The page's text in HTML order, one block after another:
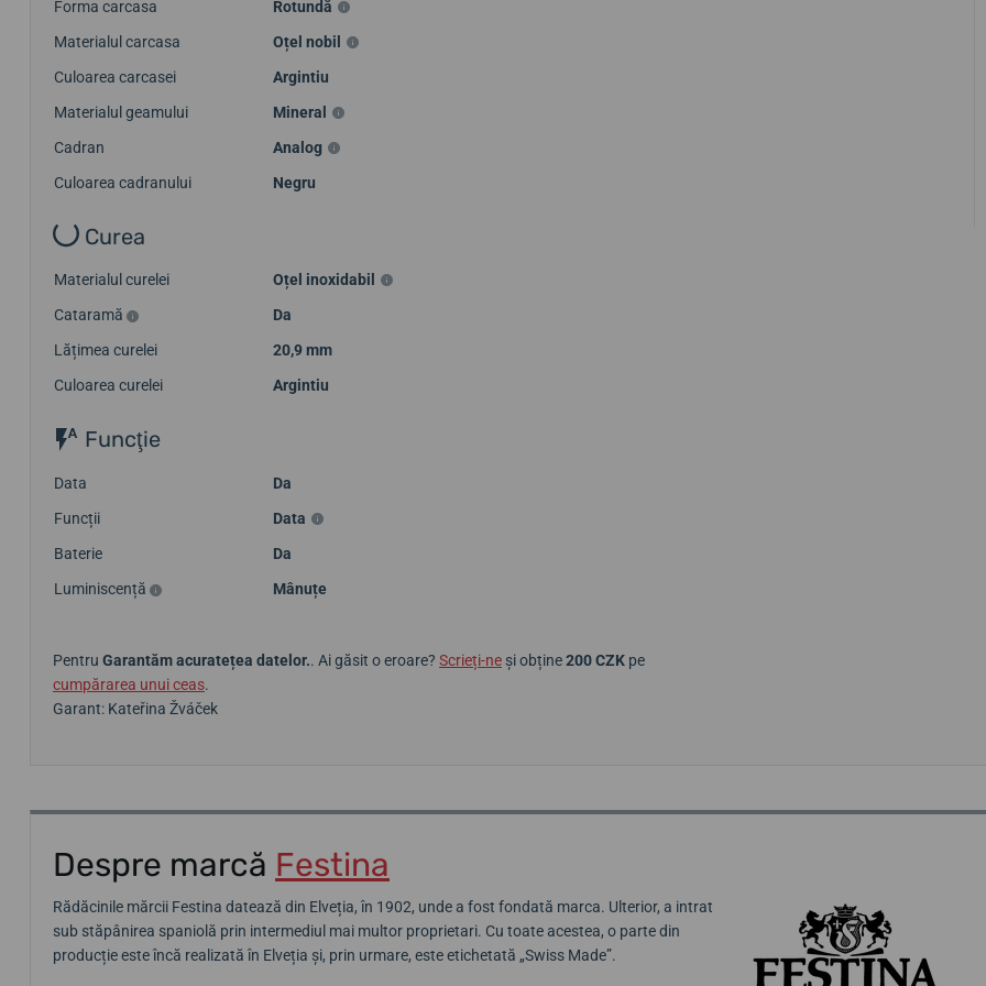
Forma carcasa
Rotundă
Materialul carcasa
Oțel nobil
Culoarea carcasei
Argintiu
Materialul geamului
Mineral
Cadran
Analog
Culoarea cadranului
Negru
Curea
Materialul curelei
Oțel inoxidabil
Cataramă
Da
Lățimea curelei
20,9 mm
Culoarea curelei
Argintiu
Funcţie
Data
Da
Funcții
Data
Baterie
Da
Luminiscență
Mânuțe
Pentru Garantăm acuratețea datelor.. Ai găsit o eroare? Scrieți-ne și obține200 CZK pe
cumpărarea unui ceas.
Garant: Kateřina Žváček
Despre marcă Festina
Rădăcinile mărcii Festina datează din Elveția, în 1902, unde a fost fondată marca. Ulterior, a intrat
sub stăpânirea spaniolă prin intermediul mai multor proprietari. Cu toate acestea, o parte din
producție este încă realizată în Elveția și, prin urmare, este etichetată „Swiss Made”.